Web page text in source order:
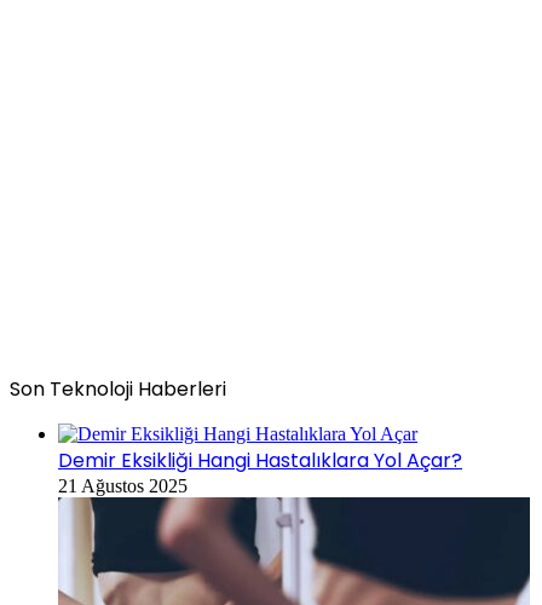
Son Teknoloji Haberleri
Demir Eksikliği Hangi Hastalıklara Yol Açar?
21 Ağustos 2025